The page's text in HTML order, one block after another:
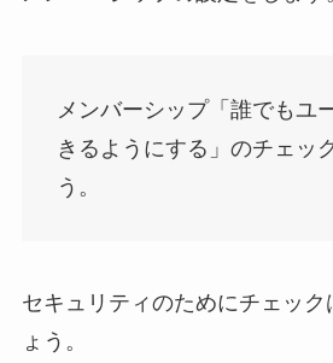
メンバーシップ「誰でもユ
きるようにする」のチェッ
う。
セキュリティのためにチェック
ょう。